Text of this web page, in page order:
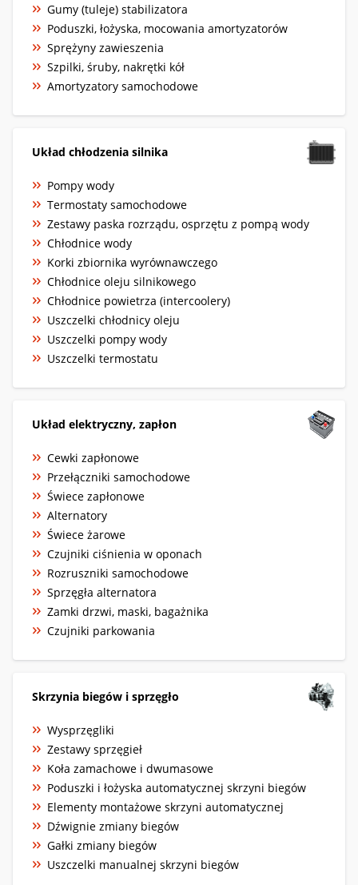
Gumy (tuleje) stabilizatora
Poduszki, łożyska, mocowania amortyzatorów
Sprężyny zawieszenia
Szpilki, śruby, nakrętki kół
Amortyzatory samochodowe
Układ chłodzenia silnika
Pompy wody
Termostaty samochodowe
Zestawy paska rozrządu, osprzętu z pompą wody
Chłodnice wody
Korki zbiornika wyrównawczego
Chłodnice oleju silnikowego
Chłodnice powietrza (intercoolery)
Uszczelki chłodnicy oleju
Uszczelki pompy wody
Uszczelki termostatu
Układ elektryczny, zapłon
Cewki zapłonowe
Przełączniki samochodowe
Świece zapłonowe
Alternatory
Świece żarowe
Czujniki ciśnienia w oponach
Rozruszniki samochodowe
Sprzęgła alternatora
Zamki drzwi, maski, bagażnika
Czujniki parkowania
Skrzynia biegów i sprzęgło
Wysprzęgliki
Zestawy sprzęgieł
Koła zamachowe i dwumasowe
Poduszki i łożyska automatycznej skrzyni biegów
Elementy montażowe skrzyni automatycznej
Dźwignie zmiany biegów
Gałki zmiany biegów
Uszczelki manualnej skrzyni biegów